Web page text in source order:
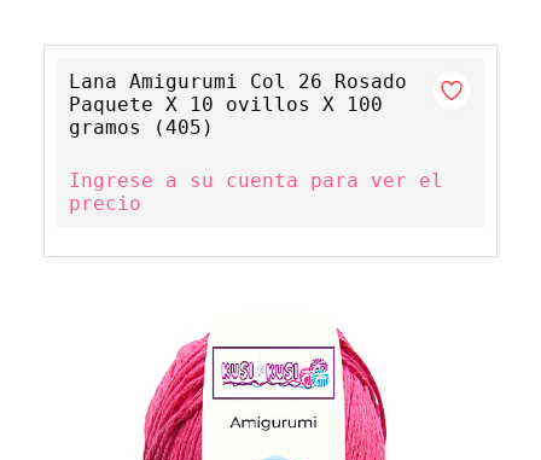
Lana Amigurumi Col 26 Rosado
Paquete X 10 ovillos X 100
gramos (405)
Ingrese a su cuenta para ver el
precio